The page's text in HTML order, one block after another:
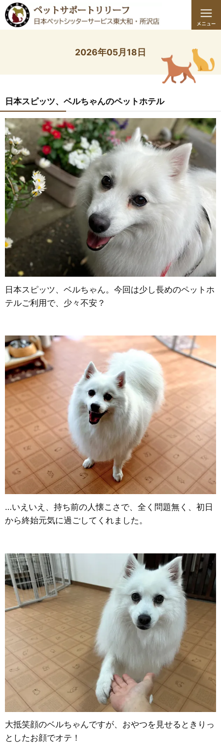
2026年05月18日
日本スピッツ、ベルちゃんのペットホテル
日本スピッツ、ベルちゃん。今回は少し長めのペットホ
テルご利用で、少々不安？
…いえいえ、持ち前の人懐こさで、全く問題無く、初日
から終始元気に過ごしてくれました。
大抵笑顔のベルちゃんですが、おやつを見せるときりっ
としたお顔でオテ！